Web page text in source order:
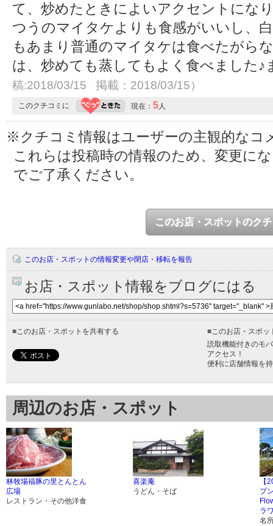
て、炒めたときによいアクセントにな
つうのマイタケよりも食感がいいし、
もあまり普通のマイタケは食べたがら
は、炒めても蒸してもよく食べました
稿:2018/03/15 掲載：2018/03/15）
このクチコミに 現在： 5人
※クチコミ情報はユーザーの主観的なコ
これらは投稿時の情報のため、変更に
でご了承ください。
このお店・スポットのク
このお店・スポットの情報変更や閉店・移転を報告
お店・スポット情報をブログにはる
■このお店・スポットを共有する ■このお店・スポッ
読取機能付きのモ
アクセス！
便利に店舗情報を
周辺のお店・スポット
林牧場福豚の里とんとん
広場
レストラン・その他洋食
喜楽庵
うどん・そば
【
プ
ラ
名